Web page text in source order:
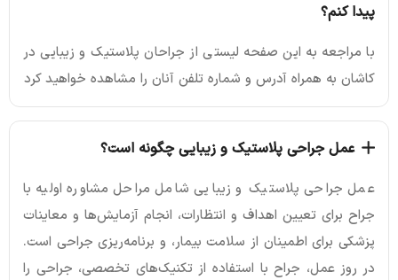
پیدا کنم؟
با مراجعه به این صفحه لیستی از جراحان پلاستیک و زیبایی در
کاشان به همراه آدرس و شماره تلفن آنان را مشاهده خواهید کرد
عمل جراحی پلاستیک و زیبایی چگونه است؟
عمل جراحی پلاستیک و زیبایی شامل مراحل مشاوره اولیه با
جراح برای تعیین اهداف و انتظارات، انجام آزمایش‌ها و معاینات
پزشکی برای اطمینان از سلامت بیمار، و برنامه‌ریزی جراحی است.
در روز عمل، جراح با استفاده از تکنیک‌های تخصصی، جراحی را